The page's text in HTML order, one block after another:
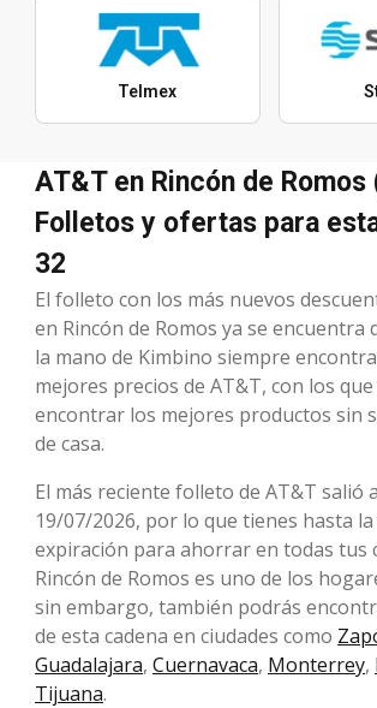
Telmex
AT&T en Rincón de
Folletos y ofertas para
32
El folleto con los más nuevos
en Rincón de Romos ya se encuentra
la mano de Kimbino siempre
mejores precios de AT&T, con los
encontrar los mejores productos sin
de casa.
El más reciente folleto de AT&T salió
19/07/2026, por lo que tienes hasta la
expiración para ahorrar en todas tus
Rincón de Romos es uno de los
sin embargo, también podrás
de esta cadena en ciudades como
Guadalajara, Cuernavaca, Monterrey,
Tijuana.